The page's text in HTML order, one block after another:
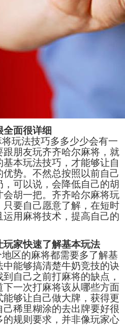
面很详细
玩法技巧多多少少会有一
朋友玩齐齐哈尔麻将，就
本玩法技巧，才能够让自
势。不然总按照以前自己
可以说，会降低自己的胡
胡一把。齐齐哈尔麻将玩
要自己愿意了解，在短时
用麻将技术，提高自己的
家快速了解基本玩法
区的麻将都需要多了解基
能够搞清楚牛奶竞技的诀
自己之前打麻将的缺点，
一次打麻将该从哪些方面
够让自己做大牌，获得更
稀里糊涂的去出牌要好很
规则要求，并非像玩家心